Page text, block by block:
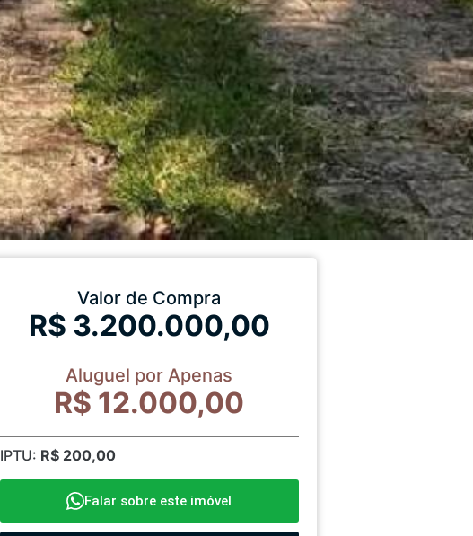
Valor de Compra
R$ 3.200.000,00
Aluguel por Apenas
R$ 12.000,00
IPTU: R$ 200,00
Falar sobre este imóvel